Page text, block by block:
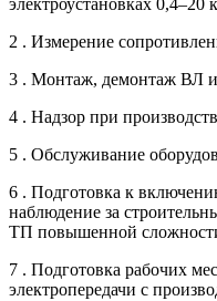
электроустановках
2 . Измерение
3 . Монтаж, демонтаж ВЛ
4 . Надзор при
5 . Обслуживание
6 . Подготовка к
наблюдение за
ТП повышенной
7 . Подготовка рабочих
электропередачи с